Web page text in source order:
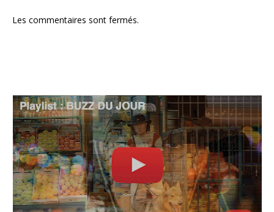
Les commentaires sont fermés.